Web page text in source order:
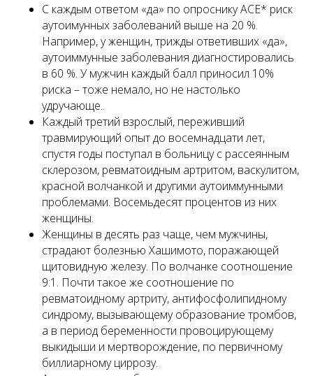
С каждым ответом «да» по опроснику ACE* риск
аутоимунных заболеваний выше на 20 %.
Например, у женщин, трижды ответивших «да»,
аутоиммунные заболевания диагностировались
в 60 %. У мужчин каждый балл приносил 10%
риска – тоже немало, но не настолько
удручающе..
Каждый третий взрослый, переживший
травмирующий опыт до восемнадцати лет,
спустя годы поступал в больницу с рассеянным
склерозом, ревматоидным артритом, васкулитом,
красной волчанкой и другими аутоиммунными
проблемами. Восемьдесят процентов из них
женщины.
Женщины в десять раз чаще, чем мужчины,
страдают болезнью Хашимото, поражающей
щитовидную железу. По волчанке соотношение
9:1. Почти такое же соотношение по
ревматоидному артриту, антифосфолипидному
синдрому, вызывающему образование тромбов,
а в период беременности провоцирующему
выкидыши и мертворождение, по первичному
биллиарному циррозу.